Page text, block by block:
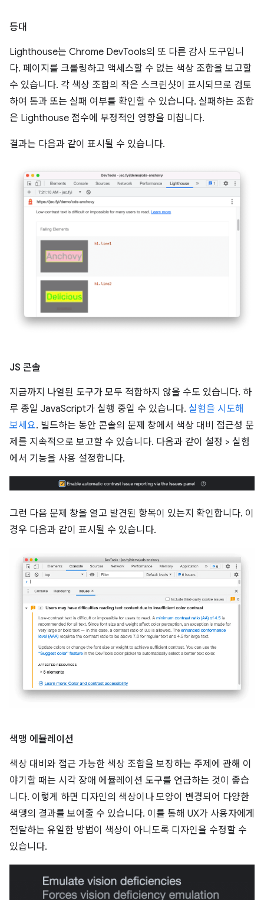
등대
Lighthouse는 Chrome DevTools의 또 다른 감사 도구입니
다. 페이지를 크롤링하고 액세스할 수 없는 색상 조합을 보고할
수 있습니다. 각 색상 조합의 작은 스크린샷이 표시되므로 검토
하여 통과 또는 실패 여부를 확인할 수 있습니다. 실패하는 조합
은 Lighthouse 점수에 부정적인 영향을 미칩니다.
결과는 다음과 같이 표시될 수 있습니다.
JS 콘솔
지금까지 나열된 도구가 모두 적합하지 않을 수도 있습니다. 하
루 종일 JavaScript가 실행 중일 수 있습니다. 실험을 시도해
보세요. 빌드하는 동안 콘솔의 문제 창에서 색상 대비 접근성 문
제를 지속적으로 보고할 수 있습니다. 다음과 같이 설정 > 실험
에서 기능을 사용 설정합니다.
그런 다음 문제 창을 열고 발견된 항목이 있는지 확인합니다. 이
경우 다음과 같이 표시될 수 있습니다.
색맹 에뮬레이션
색상 대비와 접근 가능한 색상 조합을 보장하는 주제에 관해 이
야기할 때는 시각 장애 에뮬레이션 도구를 언급하는 것이 좋습
니다. 이렇게 하면 디자인의 색상이나 모양이 변경되어 다양한
색맹의 결과를 보여줄 수 있습니다. 이를 통해 UX가 사용자에게
전달하는 유일한 방법이 색상이 아니도록 디자인을 수정할 수
있습니다.